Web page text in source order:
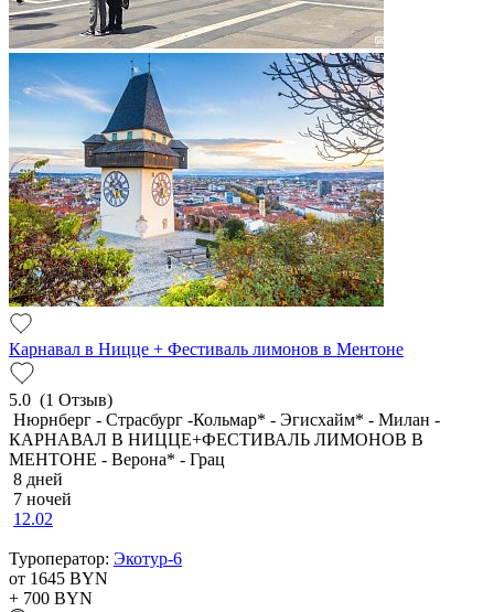
Карнавал в Ницце + Фестиваль лимонов в Ментоне
5.0 (1 Отзыв)
Нюрнберг - Страсбург -Кольмар* - Эгисхайм* - Милан -
КАРНАВАЛ В НИЦЦЕ+ФЕСТИВАЛЬ ЛИМОНОВ В
МЕНТОНЕ - Верона* - Грац
8 дней
7 ночей
12.02
Туроператор: Экотур-6
от 1645 BYN
+ 700 BYN